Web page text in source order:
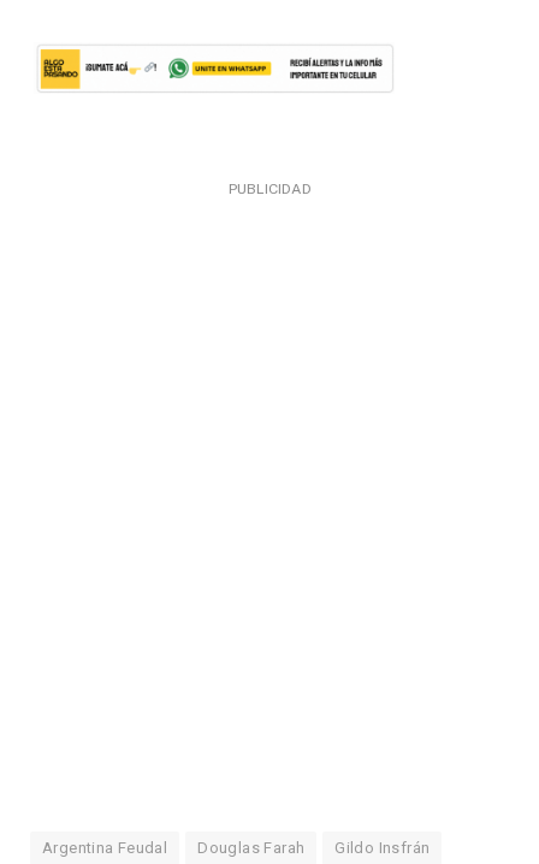
PUBLICIDAD
Argentina Feudal Douglas Farah Gildo Insfrán